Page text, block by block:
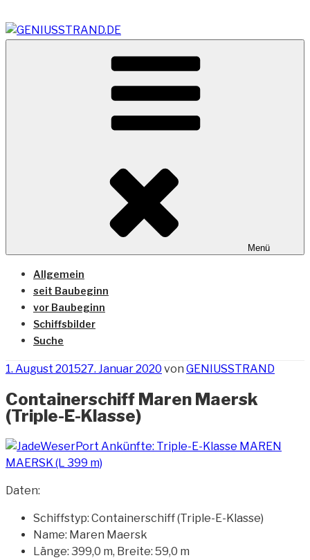
Inhalt
springen
GENIUSSTRAND.DE
Vom Geniusstrand zum JadeWeserPort/Container
Terminal Wilhelmshaven
Menü
Allgemein
seit Baubeginn
vor Baubeginn
Schiffsbilder
Suche
Veröffentlicht
1. August 201527. Januar 2020 von GENIUSSTRAND
Containerschiff Maren Maersk
(Triple-E-Klasse)
Daten:
Schiffstyp: Containerschiff (Triple-E-Klasse)
Name: Maren Maersk
Länge: 399,0 m, Breite: 59,0 m